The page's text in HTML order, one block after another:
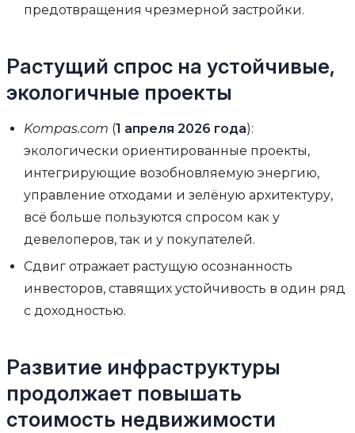
предотвращения чрезмерной застройки.
Растущий спрос на устойчивые,
экологичные проекты
Kompas.com (1 апреля 2026 года):
экологически ориентированные проекты,
интегрирующие возобновляемую энергию,
управление отходами и зелёную архитектуру,
всё больше пользуются спросом как у
девелоперов, так и у покупателей.
Сдвиг отражает растущую осознанность
инвесторов, ставящих устойчивость в один ряд
с доходностью.
Развитие инфраструктуры
продолжает повышать
стоимость недвижимости